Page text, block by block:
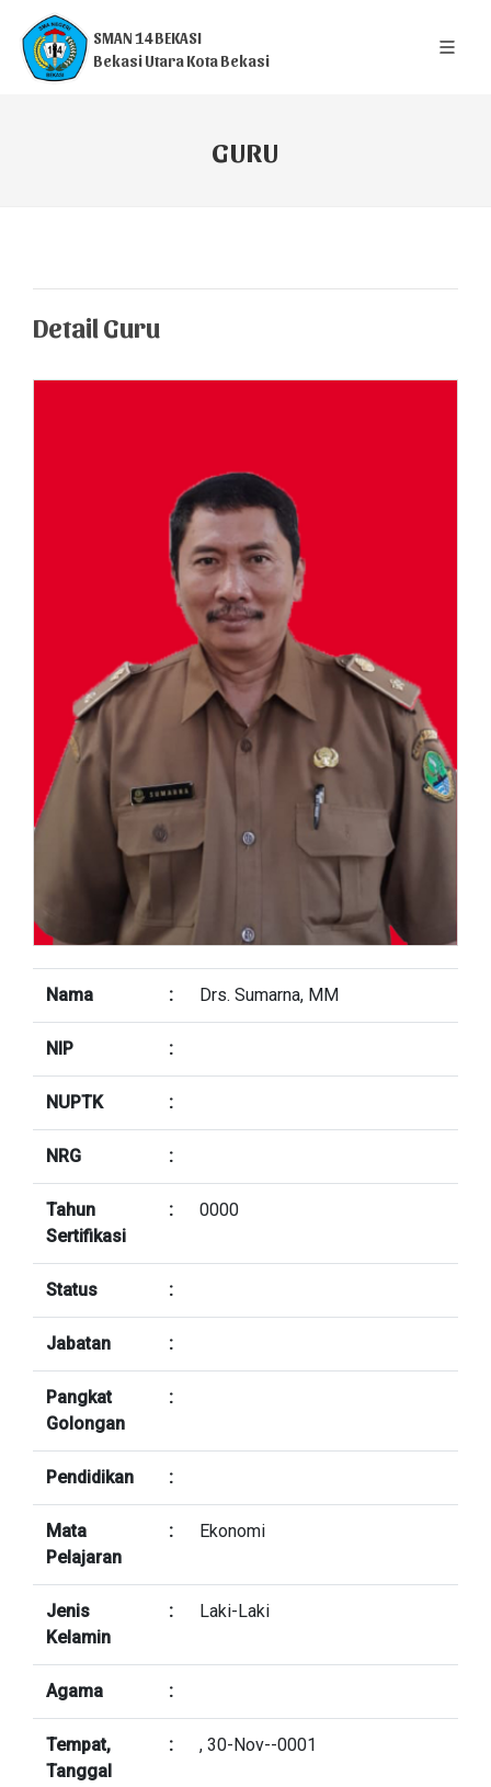
SMAN 14 BEKASI
Bekasi Utara Kota Bekasi
GURU
Detail Guru
Nama : Drs. Sumarna, MM
NIP :
NUPTK :
NRG :
Tahun
Sertifikasi
: 0000
Status :
Jabatan :
Pangkat
Golongan
:
Pendidikan :
Mata
Pelajaran
: Ekonomi
Jenis
Kelamin
: Laki-Laki
Agama :
Tempat,
Tanggal
: , 30-Nov--0001